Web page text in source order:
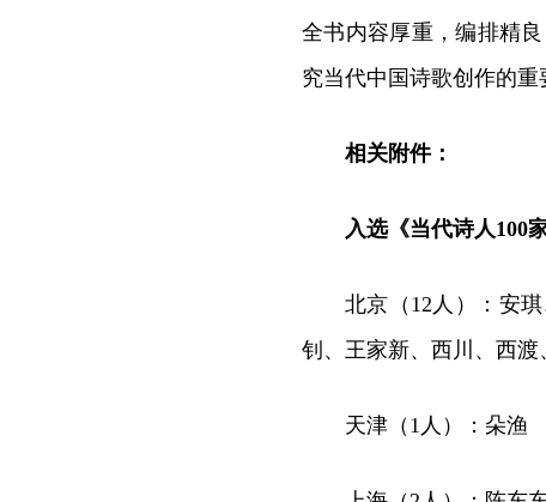
全书内容厚重，编排精
究当代中国诗歌创作的重
相关附件：
入选《当代诗人100
北京（12人）：安
钊、王家新、西川、西
天津（1人）：朵渔